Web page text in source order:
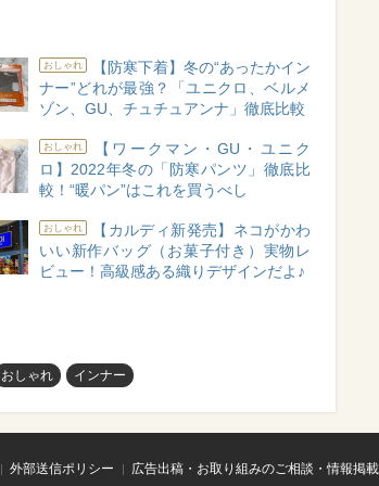
おしゃれ
【防寒下着】冬の“あったかイン
ナー”どれが最強？「ユニクロ、ベルメ
ゾン、GU、チュチュアンナ」徹底比較
おしゃれ
【ワークマン・GU・ユニク
ロ】2022年冬の「防寒パンツ」徹底比
較！“暖パン”はこれを買うべし
おしゃれ
【カルディ新発売】ネコがかわ
いい新作バッグ（お菓子付き）実物レ
ビュー！高級感ある織りデザインだよ♪
おしゃれ インナー
外部送信ポリシー 広告出稿・お取り組みのご相談・情報掲